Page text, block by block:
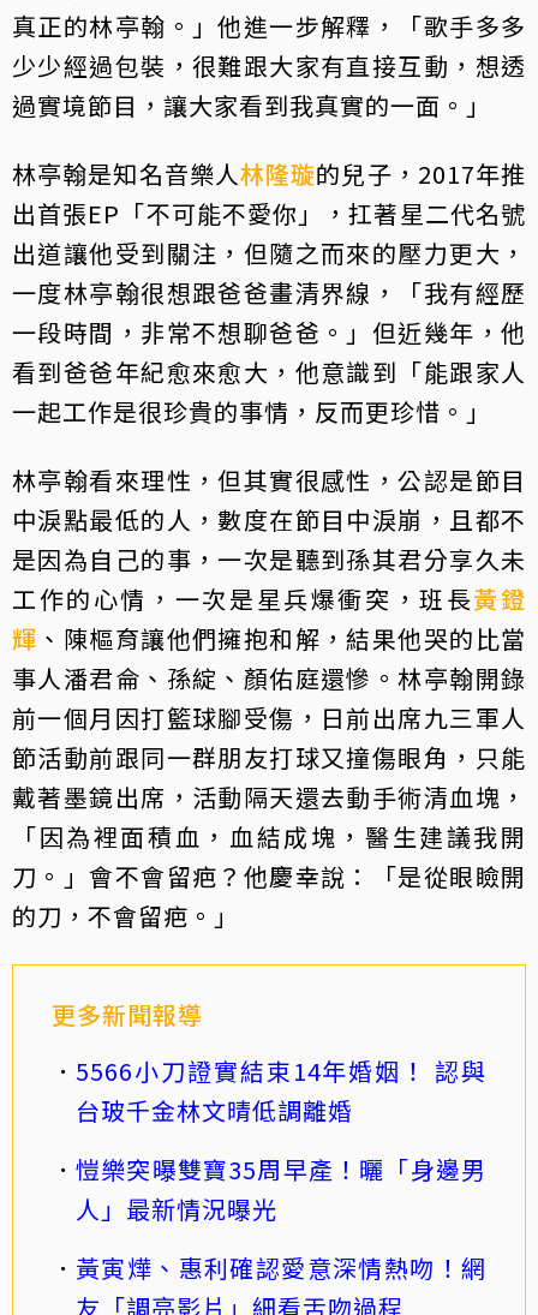
真正的林亭翰。」他進一步解釋，「歌手多多
少少經過包裝，很難跟大家有直接互動，想透
過實境節目，讓大家看到我真實的一面。」
林亭翰是知名音樂人林隆璇的兒子，2017年推
出首張EP「不可能不愛你」，扛著星二代名號
出道讓他受到關注，但隨之而來的壓力更大，
一度林亭翰很想跟爸爸畫清界線，「我有經歷
一段時間，非常不想聊爸爸。」但近幾年，他
看到爸爸年紀愈來愈大，他意識到「能跟家人
一起工作是很珍貴的事情，反而更珍惜。」
林亭翰看來理性，但其實很感性，公認是節目
中淚點最低的人，數度在節目中淚崩，且都不
是因為自己的事，一次是聽到孫其君分享久未
工作的心情，一次是星兵爆衝突，班長黃鐙
輝 、陳樞育讓他們擁抱和解，結果他哭的比當
事人潘君侖、孫綻、顏佑庭還慘。林亭翰開錄
前一個月因打籃球腳受傷，日前出席九三軍人
節活動前跟同一群朋友打球又撞傷眼角，只能
戴著墨鏡出席，活動隔天還去動手術清血塊，
「因為裡面積血，血結成塊，醫生建議我開
刀。」會不會留疤？他慶幸說：「是從眼瞼開
的刀，不會留疤。」
更多新聞報導
5566小刀證實結束14年婚姻！ 認與
台玻千金林文晴低調離婚
愷樂突曝雙寶35周早產！曬「身邊男
人」最新情況曝光
黃寅燁、惠利確認愛意深情熱吻！網
友「調亮影片」細看舌吻過程